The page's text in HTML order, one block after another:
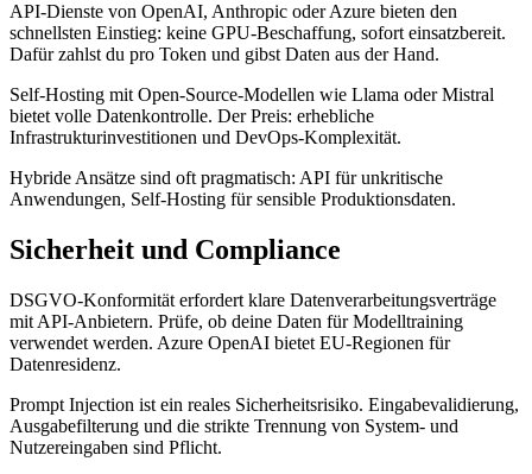
API-Dienste von OpenAI, Anthropic oder Azure bieten den
schnellsten Einstieg: keine GPU-Beschaffung, sofort einsatzbereit.
Dafür zahlst du pro Token und gibst Daten aus der Hand.
Self-Hosting mit Open-Source-Modellen wie Llama oder Mistral
bietet volle Datenkontrolle. Der Preis: erhebliche
Infrastrukturinvestitionen und DevOps-Komplexität.
Hybride Ansätze sind oft pragmatisch: API für unkritische
Anwendungen, Self-Hosting für sensible Produktionsdaten.
Sicherheit und Compliance
DSGVO-Konformität erfordert klare Datenverarbeitungsverträge
mit API-Anbietern. Prüfe, ob deine Daten für Modelltraining
verwendet werden. Azure OpenAI bietet EU-Regionen für
Datenresidenz.
Prompt Injection ist ein reales Sicherheitsrisiko. Eingabevalidierung,
Ausgabefilterung und die strikte Trennung von System- und
Nutzereingaben sind Pflicht.